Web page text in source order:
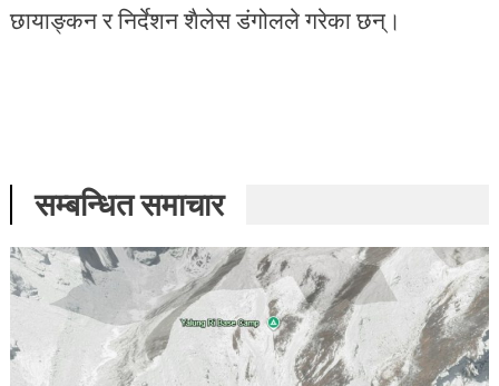
छायाङ्कन र निर्देशन शैलेस डंगोलले गरेका छन्।
सम्बन्धित समाचार